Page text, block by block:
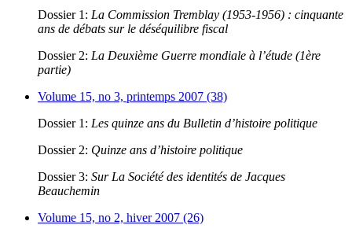
Dossier 1: La Commission Tremblay (1953-1956) : cinquante
ans de débats sur le déséquilibre fiscal
Dossier 2: La Deuxième Guerre mondiale à l’étude (1ère
partie)
Volume 15, no 3, printemps 2007 (38)
Dossier 1: Les quinze ans du Bulletin d’histoire politique
Dossier 2: Quinze ans d’histoire politique
Dossier 3: Sur La Société des identités de Jacques
Beauchemin
Volume 15, no 2, hiver 2007 (26)